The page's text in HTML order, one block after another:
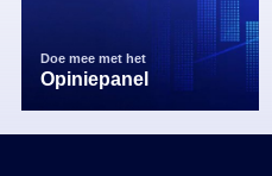
Doe mee met het
Opiniepanel